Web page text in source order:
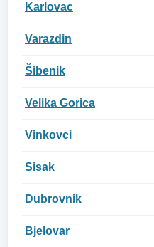
Karlovac
Varazdin
Šibenik
Velika Gorica
Vinkovci
Sisak
Dubrovnik
Bjelovar